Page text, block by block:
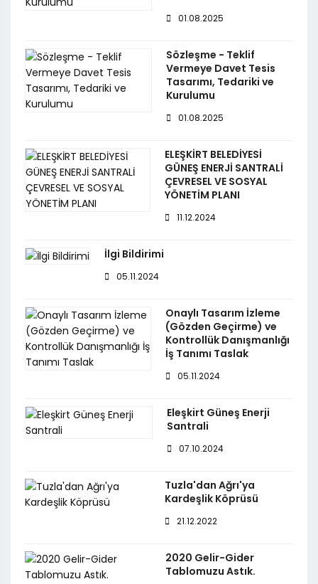
01.08.2025
Sözleşme - Teklif
Vermeye Davet Tesis
Tasarımı, Tedariki ve
Kurulumu
01.08.2025
ELEŞKİRT BELEDİYESİ
GÜNEŞ ENERJİ SANTRALİ
ÇEVRESEL VE SOSYAL
YÖNETİM PLANI
11.12.2024
İlgi Bildirimi
05.11.2024
Onaylı Tasarım İzleme
(Gözden Geçirme) ve
Kontrollük Danışmanlığı
İş Tanımı Taslak
05.11.2024
Eleşkirt Güneş Enerji
Santrali
07.10.2024
Tuzla'dan Ağrı'ya
Kardeşlik Köprüsü
21.12.2022
2020 Gelir-Gider
Tablomuzu Astık.